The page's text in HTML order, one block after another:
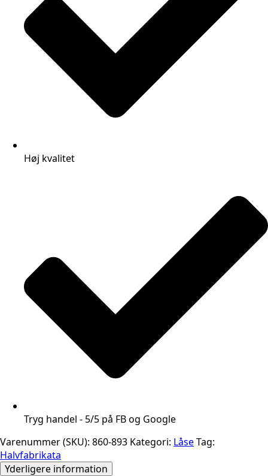
Høj kvalitet
Tryg handel - 5/5 på FB og Google
Varenummer (SKU): 860-893 Kategori: LåseTag:
Halvfabrikata
Yderligere information